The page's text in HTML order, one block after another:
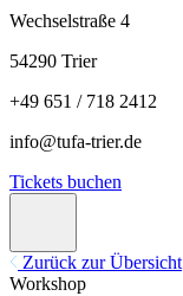
Wechselstraße 4
54290 Trier
+49 651 / 718 2412
info@tufa-trier.de
Tickets buchen
Zurück zur Übersicht
Workshop